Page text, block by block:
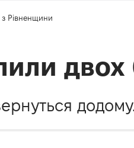
з Рівненщини
двох
додому.